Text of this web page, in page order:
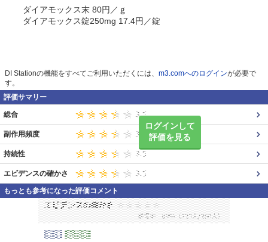
ダイアモックス末 80円／ｇ
ダイアモックス錠250mg 17.4円／錠
DI Stationの機能をすべてご利用いただくには、 m3.comへのログインが必要で
す。
評価サマリー
ログインして
評価を見る
総合
副作用頻度
持続性
エビデンスの確かさ
もっとも参考になった評価コメント